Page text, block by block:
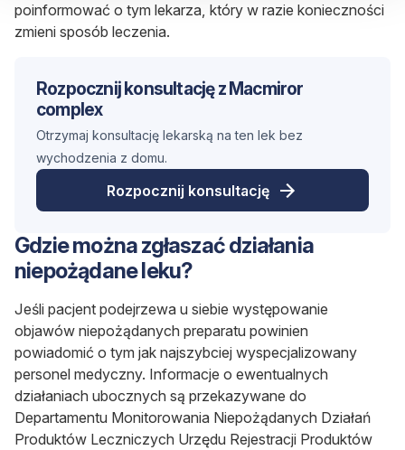
poinformować o tym lekarza, który w razie konieczności
zmieni sposób leczenia.
Rozpocznij konsultację z Macmiror
complex
Otrzymaj konsultację lekarską na ten lek bez
wychodzenia z domu.
Rozpocznij konsultację
Gdzie można zgłaszać działania
niepożądane leku?
Jeśli pacjent podejrzewa u siebie występowanie
objawów niepożądanych preparatu powinien
powiadomić o tym jak najszybciej wyspecjalizowany
personel medyczny. Informacje o ewentualnych
działaniach ubocznych są przekazywane do
Departamentu Monitorowania Niepożądanych Działań
Produktów Leczniczych Urzędu Rejestracji Produktów